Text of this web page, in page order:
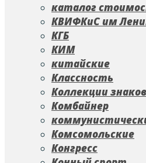
каталог
КВИФКиС им
КГБ
КИМ
китайские
Классность
Коллекции
Комбайнер
Комсомольские
Конгресс